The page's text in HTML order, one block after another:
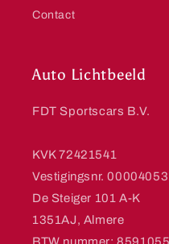
Contact
Auto Lichtbeeld
FDT Sportscars B.V.
KVK 72421541
Vestigingsnr.
De Steiger 101 A-K
1351AJ, Almere